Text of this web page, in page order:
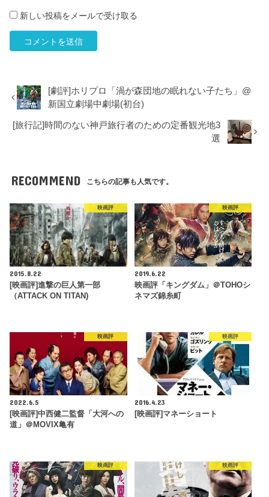
新しい投稿をメールで受け取る
[劇評]ホリプロ「渦が森団地の眠れない子たち」@
新国立劇場中劇場(初台)
[旅行記]時間のない神戸旅行者のための定番観光地3
選
RECOMMEND こちらの記事も人気です。
映画評
2015.8.22
[映画評]進撃の巨人第一部
（ATTACK ON TITAN)
映画評
2019.6.22
映画評「キングダム」＠TOHOシ
ネマズ錦糸町
映画評
2022.6.5
[映画評]中西健二監督「大河への
道」＠MOVIX亀有
映画評
2016.4.23
[映画評]マネーショート
映画評 映画評